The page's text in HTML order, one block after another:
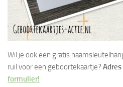
Wil je ook een gratis
ruil voor een geboortekaartje?
formulier!